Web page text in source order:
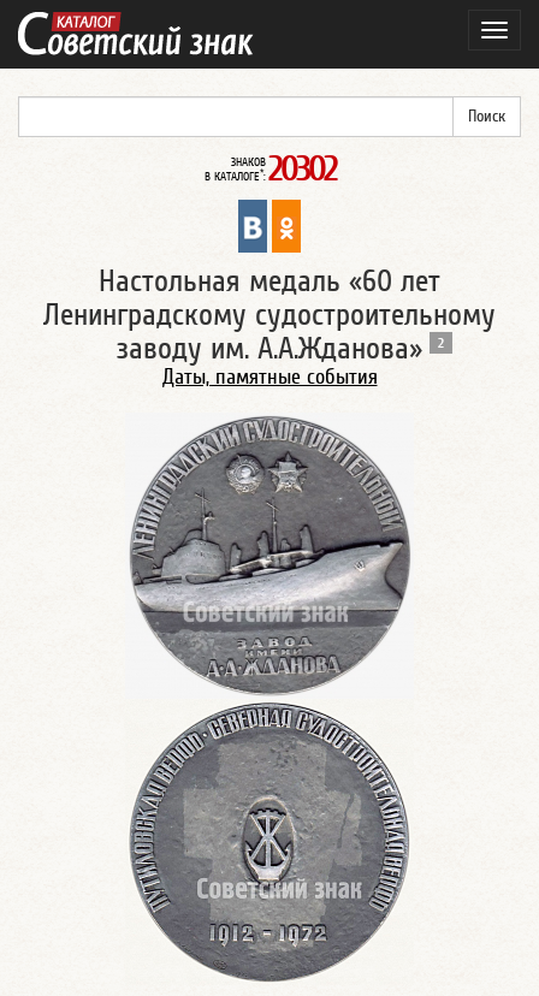
ЗНАКОВ
В КАТАЛОГЕ*: 20302
Настольная медаль «60 лет
Ленинградскому судостроительному
заводу им. А.А.Жданова»
2
Даты, памятные события